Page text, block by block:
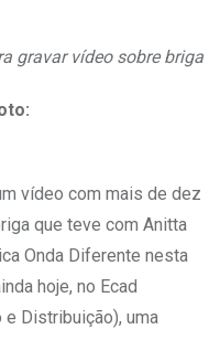
gravar vídeo sobre briga
vídeo com mais de dez
que teve com Anitta
Onda Diferente nesta
hoje, no Ecad
Distribuição), uma